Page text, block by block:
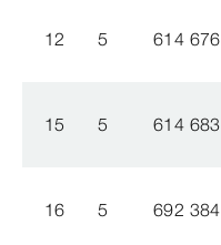
12 5 614 676
15 5 614 683
16 5 692 384